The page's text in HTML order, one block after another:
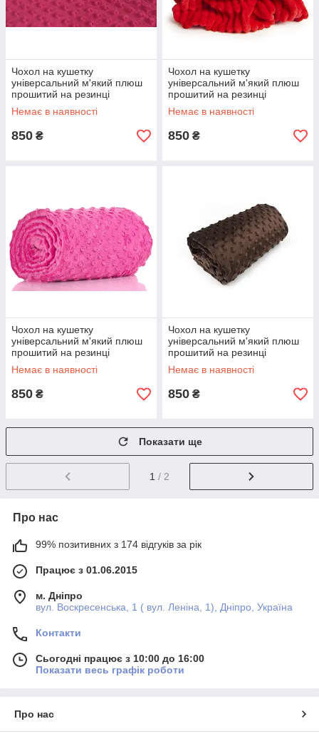
Чохол на кушетку
універсальний м'який плюш
прошитий на резинці
Немає в наявності
850 ₴
Чохол на кушетку
універсальний м'який плюш
прошитий на резинці
Немає в наявності
850 ₴
Чохол на кушетку
універсальний м'який плюш
прошитий на резинці
Немає в наявності
850 ₴
Чохол на кушетку
універсальний м'який плюш
прошитий на резинці
Немає в наявності
850 ₴
Показати ще
1 / 2
Про нас
99% позитивних з 174 відгуків за рік
Працює з 01.06.2015
м. Дніпро
вул. Воскресенська, 1 ( вул. Леніна, 1), Дніпро, Україна
Контакти
Сьогодні працює з 10:00 до 16:00
Показати весь графік роботи
Про нас